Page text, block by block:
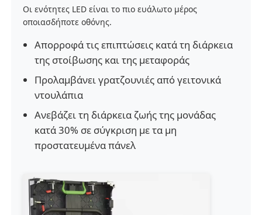
Οι ενότητες LED είναι το πιο ευάλωτο μέρος
οποιασδήποτε οθόνης.
Απορροφά τις επιπτώσεις κατά τη διάρκεια
της στοίβωσης και της μεταφοράς
Προλαμβάνει γρατζουνιές από γειτονικά
ντουλάπια
Ανεβάζει τη διάρκεια ζωής της μονάδας
κατά 30% σε σύγκριση με τα μη
προστατευμένα πάνελ